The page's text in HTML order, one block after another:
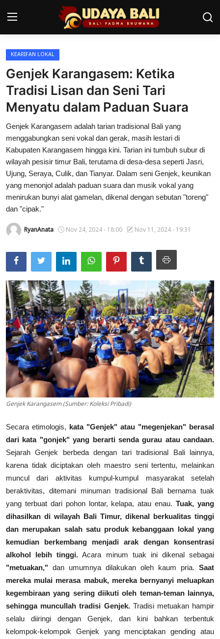
Home
Pura
Desa Adat
Tradisi
Kearifan lokal
Alam Bali
Seni
Kisah
Usadha
Indonesia
KEARIFAN LOKAL
Genjek Karangasem: Ketika
Tradisi Lisan dan Seni Tari
Menyatu dalam Paduan Suara
Genjek Karangasem adalah tarian tradisional Bali yang
menggabungkan seni vokal dan gerak, masih lestari di
Kabupaten Karangasem hingga kini. Tarian ini tumbuh subur di
wilayah pesisir timur Bali, terutama di desa-desa seperti Jasri,
Ujung, Seraya, Culik, dan Tianyar. Dalam seni Genjek, keunikan
yang menonjol adalah paduan suara dan musik vokal yang
menirukan bunyi alat gamelan, dikenal dengan sebutan "toreng"
dan "cipak."
RyanAnata Nov 24, 2024 - 18:00 Nov 11, 2024 - 19:31
Genjek Karangasem (Sumber: Koleksi Pribadi)
Secara etimologis, kata "Genjek" atau "megenjekan" berasal
dari kata "gonjek" yang berarti senda gurau atau candaan.
Sejarah Genjek berbeda dengan tari tradisional Bali lainnya,
karena tidak diciptakan oleh maestro seni tertentu, melainkan
muncul dari aktivitas kumpul-kumpul masyarakat setelah
beraktivitas, ditemani minuman tradisional Bali bernama tuak
yang terbuat dari pohon lontar, kelapa, atau enau.Tuak, yang
dihasilkan di wilayah Bali Timur, dikenal berkualitas tinggi
dan merupakan salah satu produk kebanggaan lokal yang
kemudian berkembang menjadi arak dengan konsentrasi
alkohol lebih tinggi. Acara minum tuak ini dikenal sebagai
"metuakan," dan umumnya dilakukan oleh kaum pria. Saat
mereka mulai merasa mabuk, mereka bernyanyi meluapkan
kegembiraan yang sering diikuti oleh teman-teman lainnya,
sehingga muncullah tradisi Genjek.Tradisi metuakan hampir
selalu diiringi dengan Genjek, dan kini bahkan terbentuk
kelompok-kelompok Genjek yang menciptakan gending atau